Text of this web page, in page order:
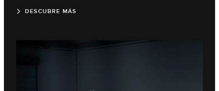
DESCUBRE MÁS